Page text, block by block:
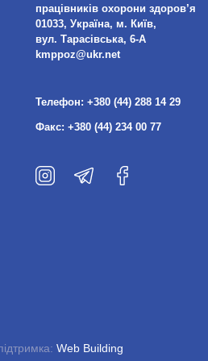
працівників охорони здоров’я
01033, Україна, м. Київ,
вул. Тарасівська, 6-А
kmppoz@ukr.net
Телефон: +380 (44) 288 14 29
Факс: +380 (44) 234 00 77
Web Building